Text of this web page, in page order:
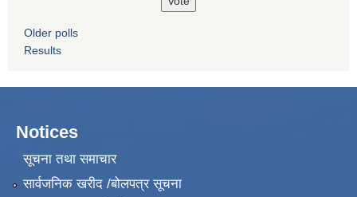
Older polls
Results
Notices
सूचना तथा समाचार
सार्वजनिक खरीद /बोलपत्र सूचना